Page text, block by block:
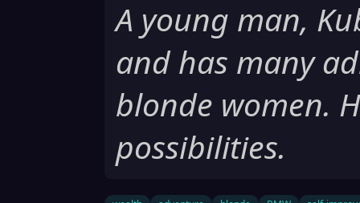
A young man,
and has many
blonde women.
possibilities.